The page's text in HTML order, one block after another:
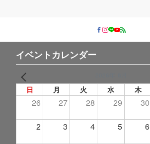
イベントカレンダー
日 月 火 水 木
26 27 28 29 30
2 3 4 5 6